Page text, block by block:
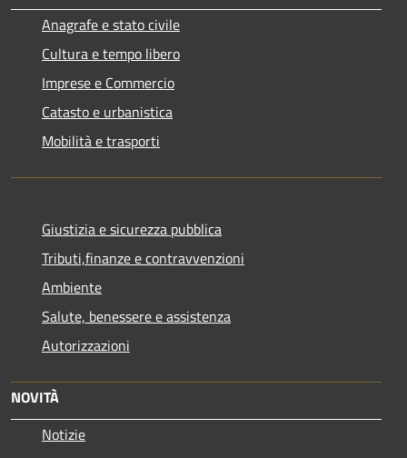
Anagrafe e stato civile
Cultura e tempo libero
Imprese e Commercio
Catasto e urbanistica
Mobilità e trasporti
Giustizia e sicurezza pubblica
Tributi,finanze e contravvenzioni
Ambiente
Salute, benessere e assistenza
Autorizzazioni
NOVITÀ
Notizie